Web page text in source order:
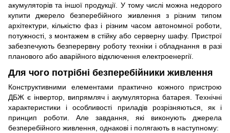
акумуляторів та іншої продукції. У тому числі можна недорого
купити джерело безперебійного живлення з різним типом
архітектури, кількістю фаз і різним часом автономної роботи,
потужності, з монтажем в стійку або серверну шафу. Пристрої
забезпечують безперервну роботу техніки і обладнання в разі
планового або аварійного відключення електроенергії.
Для чого потрібні безперебійники живлення
Конструктивними елементами практично кожного пристрою
ДБЖ є інвертор, випрямляч і акумуляторна батарея. Технічні
характеристики і особливості приладів розрізняються, як і
принцип роботи. Але завдання, які виконують джерела
безперебійного живлення, однакові і полягають в наступному: